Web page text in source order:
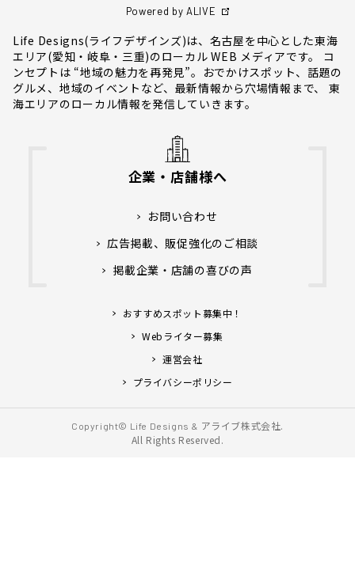
Powered by ALIVE
Life Designs(ライフデザインズ)は、名古屋を中心とした東海
エリア(愛知・岐阜・三重)のローカル WEB メディアです。 コ
ンセプトは “地域の魅力を再発見”。おでかけスポット、話題の
グルメ、地域のイベントなど、最新情報から穴場情報まで、 東
海エリアのローカル情報を発信していきます。
企業・店舗様へ
お問い合わせ
広告掲載、販促強化のご相談
掲載企業・店舗の喜びの声
おすすめスポット募集中！
Webライター募集
運営会社
プライバシーポリシー
Copyright© Life Designs & アライブ株式会社.
All Rights Reserved.